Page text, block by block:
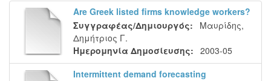
Are Greek listed firms knowledge workers?
Συγγραφέας/Δημιουργός:
Μαυρίδης,
Δημήτριος Γ.
Ημερομηνία Δημοσίευσης: 2003-05
Intermittent demand forecasting